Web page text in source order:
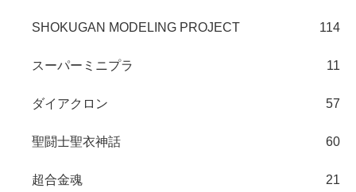
SHOKUGAN MODELING PROJECT 114
スーパーミニプラ 11
ダイアクロン 57
聖闘士聖衣神話 60
超合金魂 21